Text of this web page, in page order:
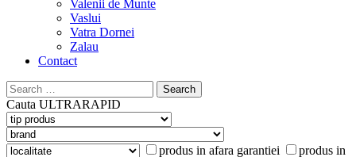
Valenii de Munte
Vaslui
Vatra Dornei
Zalau
Contact
Search
for:
Cauta ULTRARAPID
produs in afara garantiei produs in